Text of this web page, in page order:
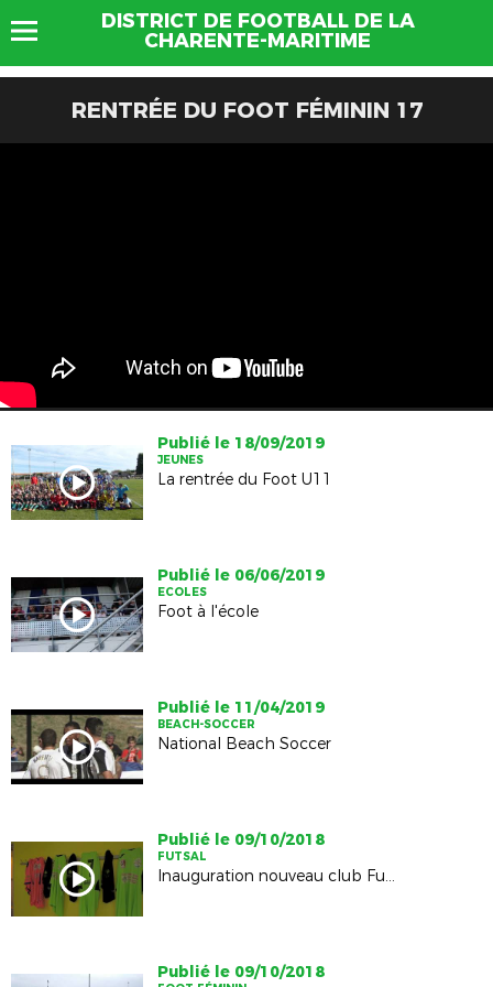
DISTRICT DE FOOTBALL DE LA
CHARENTE-MARITIME
RENTRÉE DU FOOT FÉMININ 17
Publié le 18/09/2019
JEUNES
La rentrée du Foot U11
Publié le 06/06/2019
ECOLES
Foot à l'école
Publié le 11/04/2019
BEACH-SOCCER
National Beach Soccer
Publié le 09/10/2018
FUTSAL
Inauguration nouveau club Futsal, l'AS Futsal des 2 Chtes
Publié le 09/10/2018